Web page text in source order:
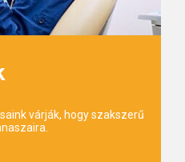
várják, hogy szakszerű